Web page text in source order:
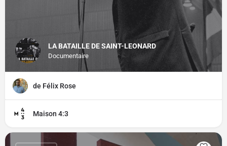
LA BATAILLE DE SAINT-LEONARD
Documentaire
de Félix Rose
Maison 4:3